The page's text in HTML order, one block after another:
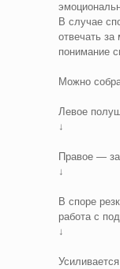
В случае
отвечать за
понимание
Можно
Левое
↓
Правое — за
↓
В споре
работа с
↓